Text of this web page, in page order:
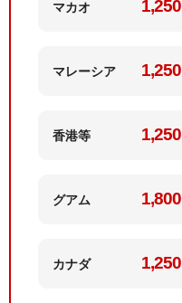
マカオ 1,250
マレーシア 1,250
香港等 1,250
グアム 1,800
カナダ 1,250